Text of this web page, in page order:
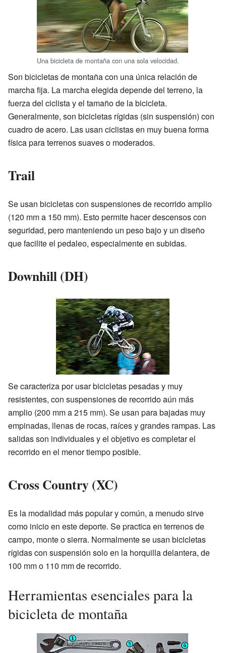
Una bicicleta de montaña con una sola velocidad.
Son bicicletas de montaña con una única relación de
marcha fija. La marcha elegida depende del terreno, la
fuerza del ciclista y el tamaño de la bicicleta.
Generalmente, son bicicletas rígidas (sin suspensión) con
cuadro de acero. Las usan ciclistas en muy buena forma
física para terrenos suaves o moderados.
Trail
Se usan bicicletas con suspensiones de recorrido amplio
(120 mm a 150 mm). Esto permite hacer descensos con
seguridad, pero manteniendo un peso bajo y un diseño
que facilite el pedaleo, especialmente en subidas.
Downhill (DH)
Se caracteriza por usar bicicletas pesadas y muy
resistentes, con suspensiones de recorrido aún más
amplio (200 mm a 215 mm). Se usan para bajadas muy
empinadas, llenas de rocas, raíces y grandes rampas. Las
salidas son individuales y el objetivo es completar el
recorrido en el menor tiempo posible.
Cross Country (XC)
Es la modalidad más popular y común, a menudo sirve
como inicio en este deporte. Se practica en terrenos de
campo, monte o sierra. Normalmente se usan bicicletas
rígidas con suspensión solo en la horquilla delantera, de
100 mm o 110 mm de recorrido.
Herramientas esenciales para la
bicicleta de montaña